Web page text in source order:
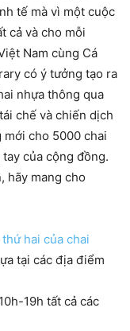
tế mà vì một cuộc
cả và cho mỗi
Nam cùng Cá
có ý tưởng tạo ra
nhựa thông qua
chế và chiến dịch
mới cho 5000 chai
của cộng đồng.
hãy mang cho
hai của chai
tại các địa điểm
19h tất cả các